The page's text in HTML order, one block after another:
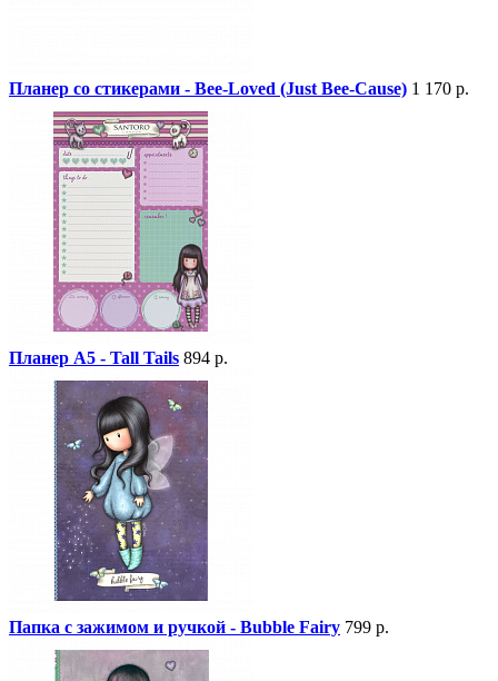
Планер со стикерами - Bee-Loved (Just Bee-Cause) 1 170 р.
Планер А5 - Tall Tails 894 р.
Папка с зажимом и ручкой - Bubble Fairy 799 р.